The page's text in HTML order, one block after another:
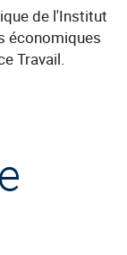
de l'Institut
économiques
Travail.